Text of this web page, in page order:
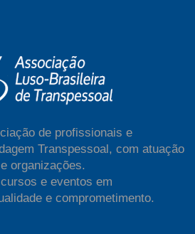
de profissionais e
Transpessoal, com atuação
organizações.
e eventos em
e comprometimento.